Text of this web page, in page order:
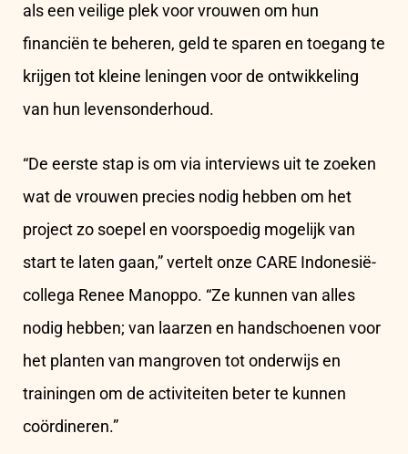
als een veilige plek voor vrouwen om hun
financiën te beheren, geld te sparen en toegang te
krijgen tot kleine leningen voor de ontwikkeling
van hun levensonderhoud.
“De eerste stap is om via interviews uit te zoeken
wat de vrouwen precies nodig hebben om het
project zo soepel en voorspoedig mogelijk van
start te laten gaan,” vertelt onze CARE Indonesië-
collega Renee Manoppo. “Ze kunnen van alles
nodig hebben; van laarzen en handschoenen voor
het planten van mangroven tot onderwijs en
trainingen om de activiteiten beter te kunnen
coördineren.”